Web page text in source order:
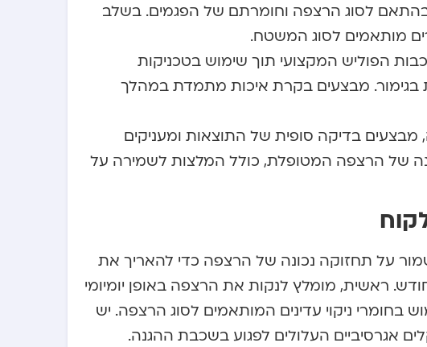
בהתאם לסוג הרצפה וחומרתם של הפגמים. בשלב
מותאמים לסוג המשטח.
הפוליש המקצועי תוך שימוש בטכניקות
מבצעים בקרת איכות מתמדת במהלך
בדיקה סופית של התוצאות ומעניקים
של הרצפה המטופלת, כולל המלצות לשמירה על
על תחזוקה נכונה של הרצפה כדי להאריך את
ראשית, מומלץ לנקות את הרצפה באופן יומיומי
ניקוי עדינים המותאמים לסוג הרצפה. יש
אגרסיביים העלולים לפגוע בשכבת ההגנה.